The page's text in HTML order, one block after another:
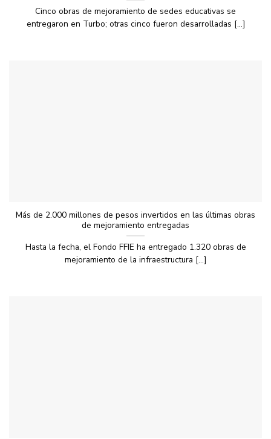
Cinco obras de mejoramiento de sedes educativas se
entregaron en Turbo; otras cinco fueron desarrolladas [...]
Más de 2.000 millones de pesos invertidos en las últimas obras
de mejoramiento entregadas
Hasta la fecha, el Fondo FFIE ha entregado 1.320 obras de
mejoramiento de la infraestructura [...]